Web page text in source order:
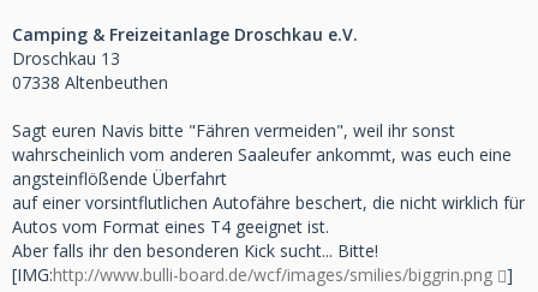
Camping & Freizeitanlage Droschkau e.V.
Droschkau 13
07338 Altenbeuthen
Sagt euren Navis bitte "Fähren vermeiden", weil ihr sonst
wahrscheinlich vom anderen Saaleufer ankommt, was euch eine
angsteinflößende Überfahrt
auf einer vorsintflutlichen Autofähre beschert, die nicht wirklich für
Autos vom Format eines T4 geeignet ist.
Aber falls ihr den besonderen Kick sucht... Bitte!
[IMG:http://www.bulli-board.de/wcf/images/smilies/biggrin.png ]